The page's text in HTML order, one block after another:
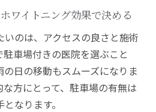
ワイトニング効果で決める
のは、アクセスの良さと施術
車場付きの医院を選ぶこと
日の移動もスムーズになりま
方にとって、駐車場の有無は
なります。